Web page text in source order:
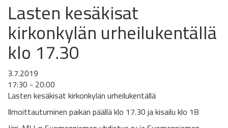
Lasten kesäkisat
kirkonkylän urheilukentällä
klo 17.30
3.7.2019
17:30 - 20:00
Lasten kesäkisat kirkonkylän urheilukentällä
Ilmoittautuminen paikan päällä klo 17.30 ja kisailu klo 18